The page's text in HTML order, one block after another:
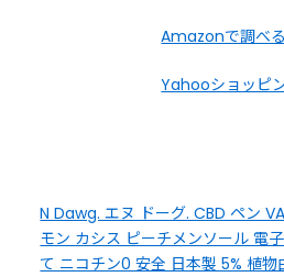
Amazonで調べる
Yahooショッピ
N Dawg. エヌ ドーグ. CBD ペン
モン カシス ピーチメンソール 電
て ニコチン0 安全 日本製 5% 植